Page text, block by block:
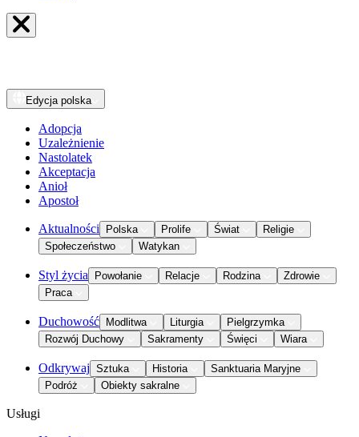
Edycja polska
Adopcja
Uzależnienie
Nastolatek
Akceptacja
Anioł
Apostoł
Aktualności Polska Prolife Świat
Religie
Społeczeństwo
Watykan
Styl życia Powołanie Relacje Rodzina
Zdrowie
Praca
Duchowość Modlitwa Liturgia
Pielgrzymka
Rozwój Duchowy
Sakramenty Święci Wiara
Odkrywaj Sztuka Historia
Sanktuaria Maryjne
Podróż
Obiekty sakralne
Usługi